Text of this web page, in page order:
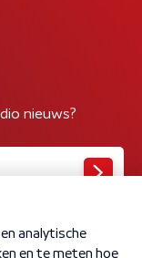
nieuws?